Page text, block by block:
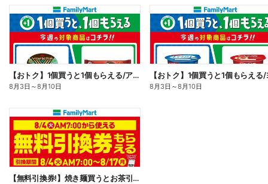
【おトク】1個買うと1個もらえる/アイス
8月3日 ～8月10日 8月3日 ～8月10日
【無料引換券!】焼き麺買うとお茶引換券貰える!